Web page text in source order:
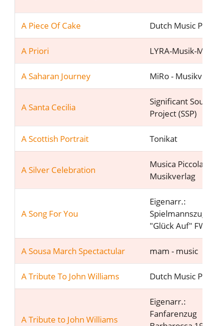
A Piece Of Cake Dutch Music
A Priori LYRA-Musik-
A Saharan Journey MiRo -
A Santa Cecilia
Significant Sound
Project (SSP)
A Scottish Portrait Tonikat
A Silver Celebration
Musica Piccola
Musikverlag
A Song For You
Eigenarr.:
Spielmannszug
"Glück Auf" FW
A Sousa March Spectactular mam - music
A Tribute To John Williams Dutch Music
A Tribute to John Williams
Eigenarr.:
Fanfarenzug